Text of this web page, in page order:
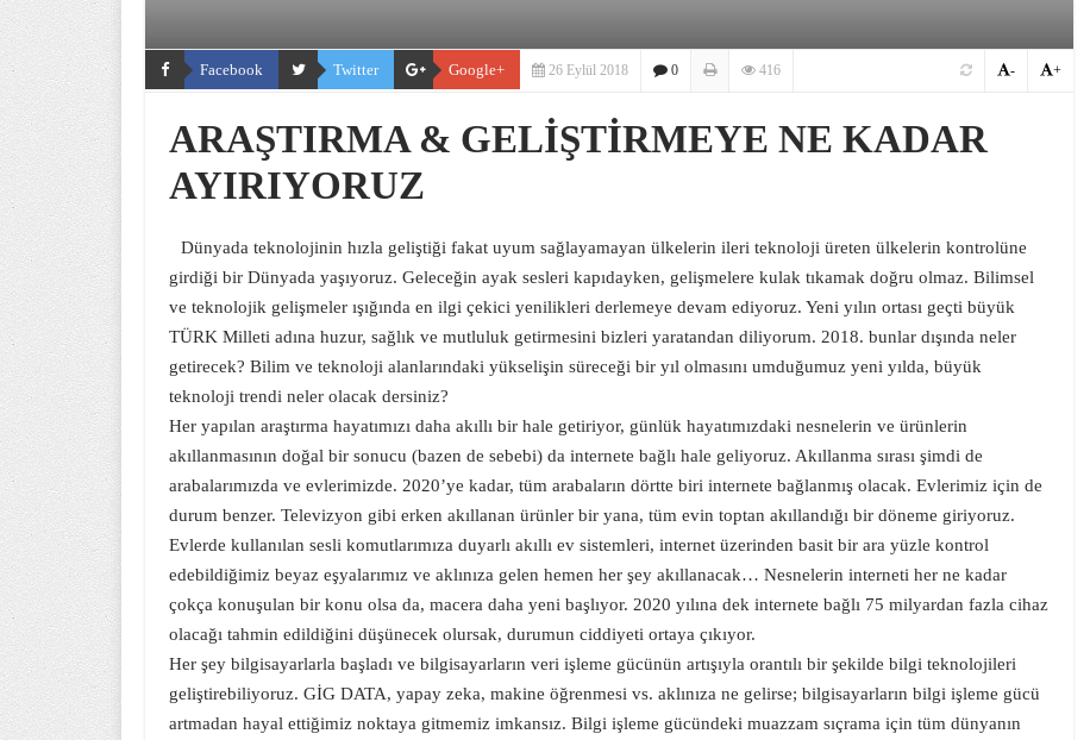
Facebook Twitter Google+ 26 Eylül 2018 0 416 +
-
ARAŞTIRMA & GELİŞTİRMEYE NE KADAR
AYIRIYORUZ
Dünyada teknolojinin hızla geliştiği fakat uyum sağlayamayan ülkelerin ileri teknoloji üreten ülkelerin kontrolüne
girdiği bir Dünyada yaşıyoruz. Geleceğin ayak sesleri kapıdayken, gelişmelere kulak tıkamak doğru olmaz. Bilimsel
ve teknolojik gelişmeler ışığında en ilgi çekici yenilikleri derlemeye devam ediyoruz. Yeni yılın ortası geçti büyük
TÜRK Milleti adına huzur, sağlık ve mutluluk getirmesini bizleri yaratandan diliyorum. 2018. bunlar dışında neler
getirecek? Bilim ve teknoloji alanlarındaki yükselişin süreceği bir yıl olmasını umduğumuz yeni yılda, büyük
teknoloji trendi neler olacak dersiniz?
Her yapılan araştırma hayatımızı daha akıllı bir hale getiriyor, günlük hayatımızdaki nesnelerin ve ürünlerin
akıllanmasının doğal bir sonucu (bazen de sebebi) da internete bağlı hale geliyoruz. Akıllanma sırası şimdi de
arabalarımızda ve evlerimizde. 2020’ye kadar, tüm arabaların dörtte biri internete bağlanmış olacak. Evlerimiz için de
durum benzer. Televizyon gibi erken akıllanan ürünler bir yana, tüm evin toptan akıllandığı bir döneme giriyoruz.
Evlerde kullanılan sesli komutlarımıza duyarlı akıllı ev sistemleri, internet üzerinden basit bir ara yüzle kontrol
edebildiğimiz beyaz eşyalarımız ve aklınıza gelen hemen her şey akıllanacak… Nesnelerin interneti her ne kadar
çokça konuşulan bir konu olsa da, macera daha yeni başlıyor. 2020 yılına dek internete bağlı 75 milyardan fazla cihaz
olacağı tahmin edildiğini düşünecek olursak, durumun ciddiyeti ortaya çıkıyor.
Her şey bilgisayarlarla başladı ve bilgisayarların veri işleme gücünün artışıyla orantılı bir şekilde bilgi teknolojileri
geliştirebiliyoruz. GİG DATA, yapay zeka, makine öğrenmesi vs. aklınıza ne gelirse; bilgisayarların bilgi işleme gücü
artmadan hayal ettiğimiz noktaya gitmemiz imkansız. Bilgi işleme gücündeki muazzam sıçrama için tüm dünyanın